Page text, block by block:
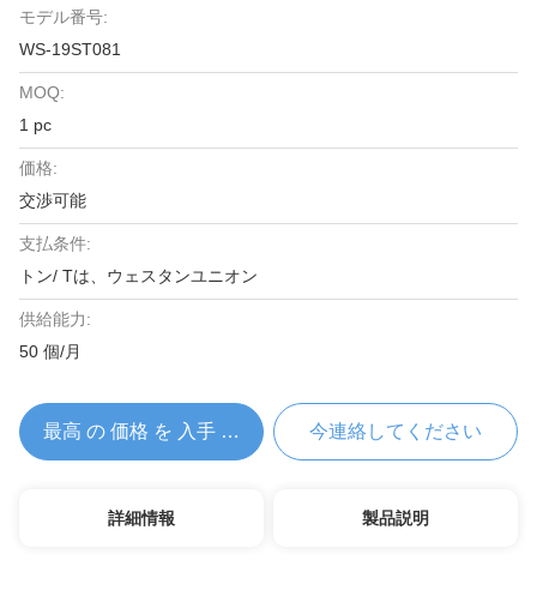
モデル番号:
WS-19ST081
MOQ:
1 pc
価格:
交渉可能
支払条件:
トン/ Tは、ウェスタンユニオン
供給能力:
50 個/月
最高 の 価格 を 入手 する 今連絡してください
詳細情報 製品説明